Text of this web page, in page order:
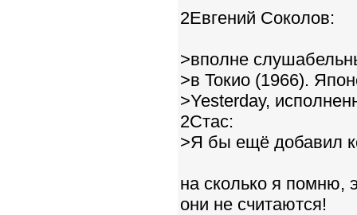
2Евгений Соколов:
>вполне
>в Токио (1966).
>Yesterday,
2Стас:
>Я бы ещё добавил
на сколько я помню,
они не считаются!